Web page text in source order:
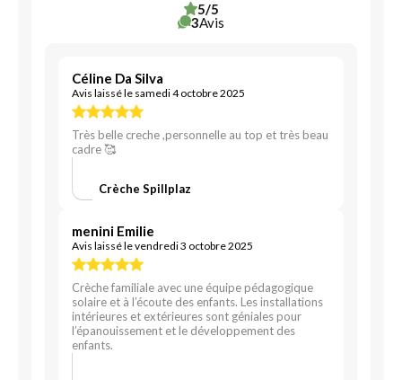
5/5
3Avis
Céline Da Silva
Avis laissé le samedi 4 octobre 2025
Très belle creche ,personnelle au top et très beau
cadre 🥰
Crèche Spillplaz
menini Emilie
Avis laissé le vendredi 3 octobre 2025
Crèche familiale avec une équipe pédagogique
solaire et à l’écoute des enfants. Les installations
intérieures et extérieures sont géniales pour
l’épanouissement et le développement des
enfants.